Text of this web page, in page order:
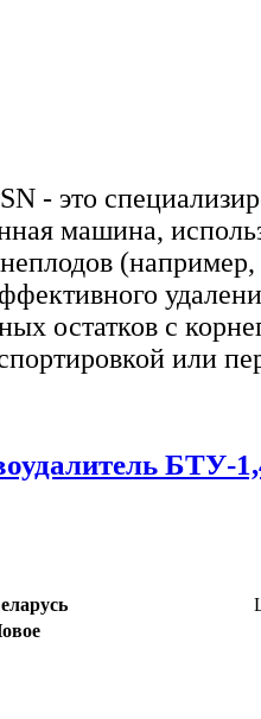
- это
машина,
остатков с
или
БТУ-